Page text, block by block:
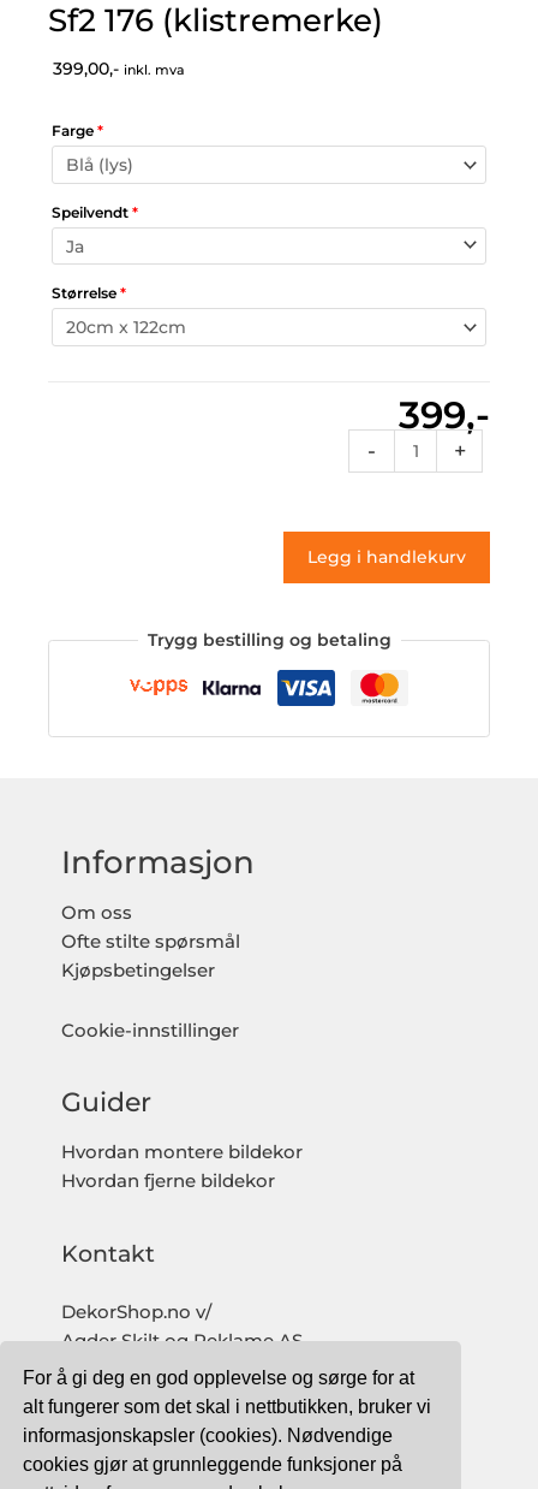
For å gi deg en god opplevelse og sørge for at
alt fungerer som det skal i nettbutikken, bruker vi
informasjonskapsler (cookies). Nødvendige
cookies gjør at grunnleggende funksjoner på
Sf2 176 (klistremerke)
399,00,- inkl. mva
Farge *
Speilvendt *
Størrelse *
399,-
-
176
antall
+
Legg i handlekurv
Trygg bestilling og betaling
Informasjon
Om oss
Ofte stilte spørsmål
Kjøpsbetingelser
Cookie-innstillinger
Guider
Hvordan montere bildekor
Hvordan fjerne bildekor
Kontakt
DekorShop.no v/
Agder Skilt og Reklame AS
Org. nr: 997 633 016 MVA
salg@dekorshop.no
Tlf: 959 32 123